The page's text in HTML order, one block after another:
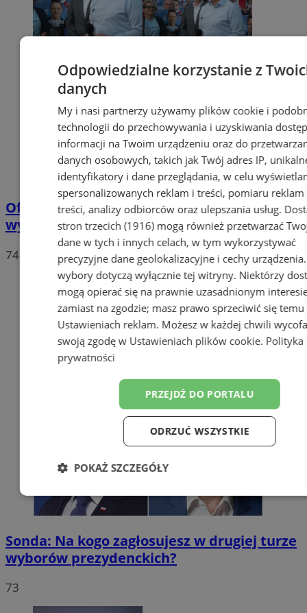
Oficjalne wyniki wyborów: W Chorzowie
wygrywa Rafał Trzaskowski!
74
Sonda: Na kogo zagłosujesz w drugiej turze
wyborów prezydenckich?
73
Odpowiedzialne korzystanie z
danych
My i nasi partnerzy używamy plików cookie i
technologii do przechowywania i uzyskiwania
informacji na Twoim urządzeniu oraz do
danych osobowych, takich jak Twój adres IP,
identyfikatory i dane przeglądania, w celu
spersonalizowanych reklam i treści, pomiaru reklam
treści, analizy odbiorców oraz ulepszania usług.
stron trzecich (1916)mogą również przetwarzać
dane w tych i innych celach, w tym wykorzystywać
precyzyjne dane geolokalizacyjne i cechy
wybory dotyczą wyłącznie tej witryny. Niektórzy
mogą opierać się na prawnie uzasadnionym
zamiast na zgodzie; masz prawo sprzeciwić się temu
Ustawieniach reklam. Możesz w każdej chwili
swoją zgodę w Ustawieniach plików cookie. Polityka
prywatności
PRZEJDŹ DO PORTALU
ODRZUĆ WSZYSTKIE
POKAŻ SZCZEGÓŁY
Niezbędne Wydajność
Funkcjonalność